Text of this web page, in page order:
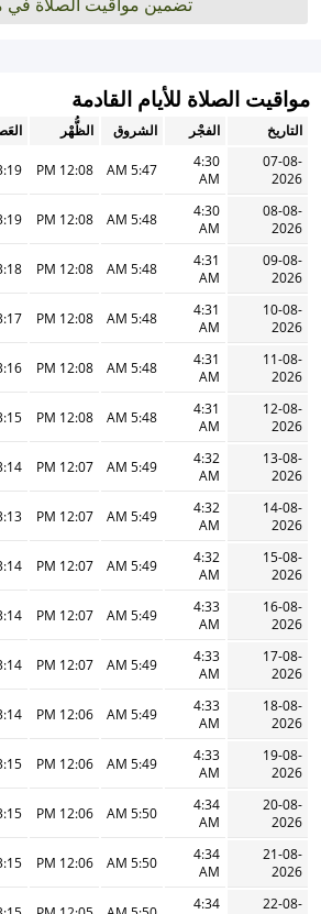
مواقيت الصلاة للأيام القادمة
التاريخ الفجْر الشروق الظُّهْر
07-08-
2026
4:30
AM
5:47 AM
12:08 PM
PM
08-08-
2026
4:30
AM
5:48 AM
12:08 PM
PM
09-08-
2026
4:31
AM
5:48 AM
12:08 PM
PM
10-08-
2026
4:31
AM
5:48 AM
12:08 PM
PM
11-08-
2026
4:31
AM
5:48 AM
12:08 PM
PM
12-08-
2026
4:31
AM
5:48 AM
12:08 PM
PM
13-08-
2026
4:32
AM
5:49 AM
12:07 PM
PM
14-08-
2026
4:32
AM
5:49 AM
12:07 PM
PM
15-08-
2026
4:32
AM
5:49 AM
12:07 PM
PM
16-08-
2026
4:33
AM
5:49 AM
12:07 PM
PM
17-08-
2026
4:33
AM
5:49 AM
12:07 PM
PM
18-08-
2026
4:33
AM
5:49 AM
12:06 PM
PM
19-08-
2026
4:33
AM
5:49 AM
12:06 PM
PM
20-08-
2026
4:34
AM
5:50 AM
12:06 PM
PM
21-08-
2026
4:34
AM
5:50 AM
12:06 PM
PM
22-08-
4:34